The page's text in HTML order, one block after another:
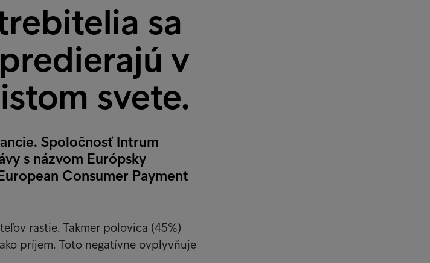
sa
v
svete.
Spoločnosť Intrum
s názvom Európsky
Consumer Payment
rastie. Takmer polovica (45%)
príjem. Toto negatívne ovplyvňuje